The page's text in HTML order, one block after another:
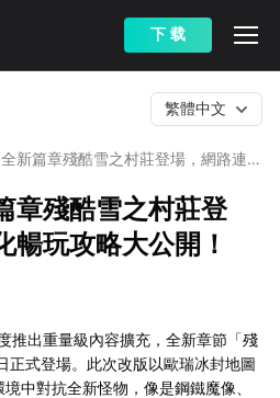
下 载
新篇章殘酷雪之村莊登場，網路連線
繁體中文
章殘酷雪之村莊登
暢玩攻略大公開！
推出重量級內容擴充，全新章節「殘
正式登場。此次改版以歐瑞冰封地圖
中對抗全新怪物，像是鋼鐵魔像、